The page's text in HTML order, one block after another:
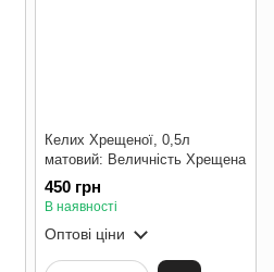
Келих Хрещеної, 0,5л
матовий: Величність Хрещена
450 грн
В наявності
Оптові ціни